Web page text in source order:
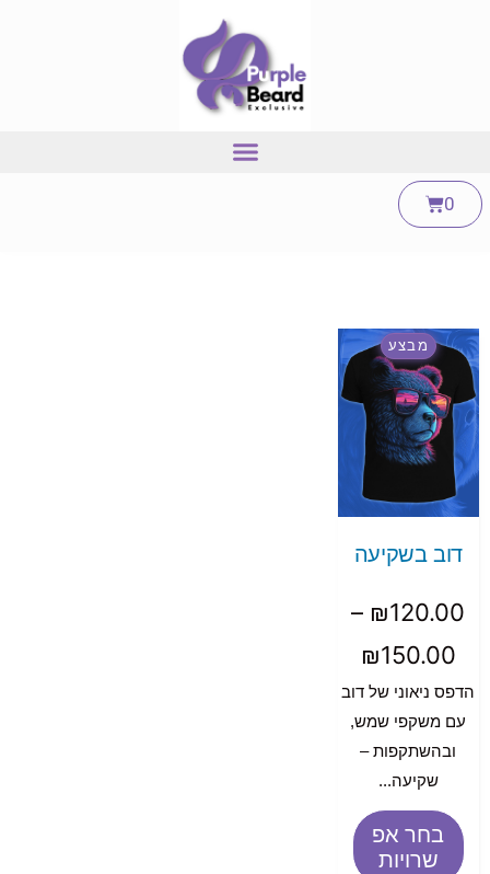
0
מבצע
דוב בשקיעה
₪120.00
–
₪150.00
הדפס ניאוני של דוב
עם משקפי שמש,
ובהשתקפות –
שקיעה...
בחר אפ
שרויות